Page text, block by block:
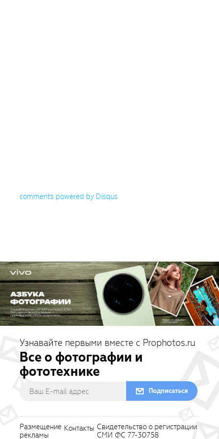
comments powered by Disqus
Узнавайте первыми вместе с Prophotos.ru
Все о фотографии и
фототехнике
Подписаться
Размещение
рекламы
Контакты Свидетельство о регистрации
СМИ ФС 77-30758